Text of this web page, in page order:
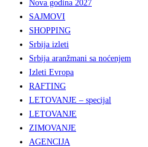
Nova godina 2027
SAJMOVI
SHOPPING
Srbija izleti
Srbija aranžmani sa noćenjem
Izleti Evropa
RAFTING
LETOVANJE – specijal
LETOVANJE
ZIMOVANJE
AGENCIJA